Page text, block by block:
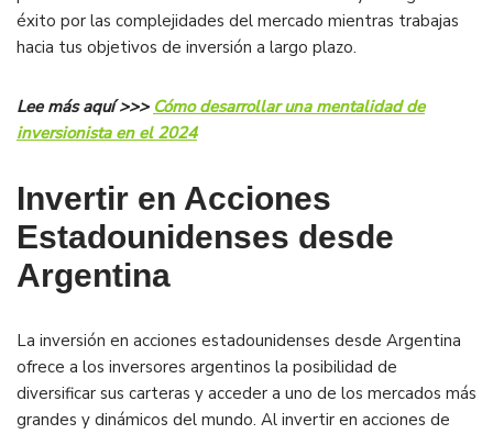
éxito por las complejidades del mercado mientras trabajas
hacia tus objetivos de inversión a largo plazo.
Lee más aquí >>> Cómo desarrollar una mentalidad de
inversionista en el 2024
Invertir en Acciones
Estadounidenses desde
Argentina
La inversión en acciones estadounidenses desde Argentina
ofrece a los inversores argentinos la posibilidad de
diversificar sus carteras y acceder a uno de los mercados más
grandes y dinámicos del mundo. Al invertir en acciones de